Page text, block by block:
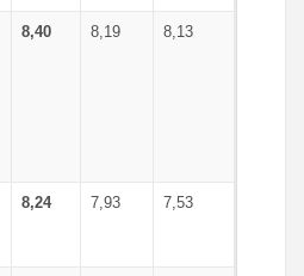
8,40 8,19 8,13
8,24 7,93 7,53